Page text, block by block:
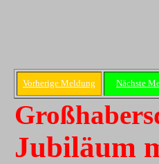
Vorherige Meldung Nächste
Jubiläum